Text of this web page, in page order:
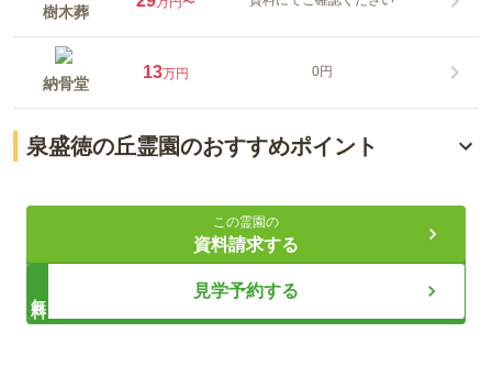
樹木葬
納骨堂
13万円 0円
泉盛徳の丘霊園のおすすめポイント
安心の永代供養
アクセス抜群の好立地
宗教不問で誰でも利用可能
この霊園の
資料請求する
見学予約する